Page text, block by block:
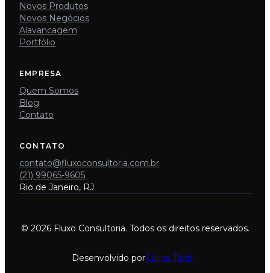
Novos Produtos
Novos Negócios
Alavancagem
Portfólio
EMPRESA
Quem Somos
Blog
Contato
CONTATO
contato@fluxoconsultoria.com.br
(21) 99065-9605
Rio de Janeiro, RJ
© 2026 Fluxo Consultoria. Todos os direitos reservados.
Desenvolvido porColina Tech